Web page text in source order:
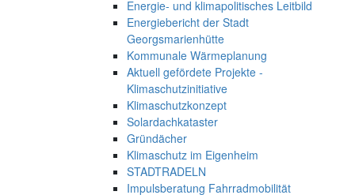
Energie- und klimapolitisches Leitbild
Energiebericht der Stadt
Georgsmarienhütte
Kommunale Wärmeplanung
Aktuell gefördete Projekte -
Klimaschutzinitiative
Klimaschutzkonzept
Solardachkataster
Gründächer
Klimaschutz im Eigenheim
STADTRADELN
Impulsberatung Fahrradmobilität